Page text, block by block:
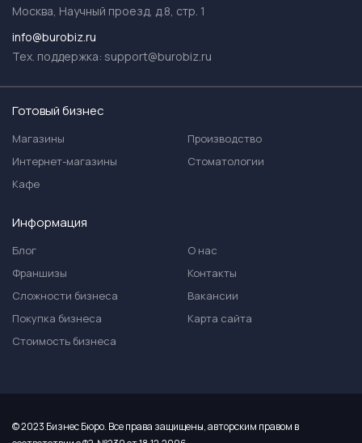
Москва, Научный проезд, д.8, стр. 1
info@burobiz.ru
Тех. поддержка: support@burobiz.ru
Готовый бизнес
Магазины
Интернет-магазины
Кафе
Производство
Стоматологии
Информация
Блог
Франшизы
Сложности бизнеса
Покупка бизнеса
Стоимость бизнеса
О нас
Контакты
Вакансии
Карта сайта
© 2023 Бизнес Бюро. Все права защищены, авторским правом в